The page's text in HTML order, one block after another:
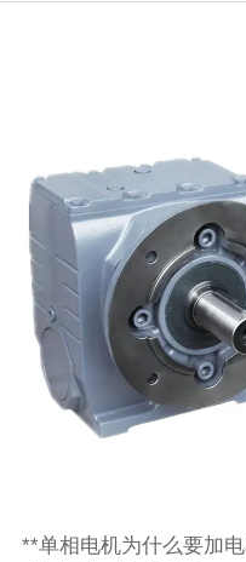
**单相电机为什么要加